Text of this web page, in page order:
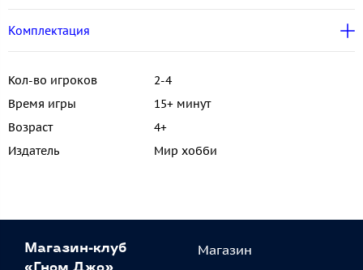
Комплектация
Кол-во игроков
2-4
Время игры
15+ минут
Возраст
4+
Издатель
Мир хобби
Магазин-клуб
Магазин